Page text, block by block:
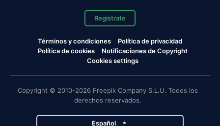
Regístrate
Términos y condiciones
Política de privacidad
Política de cookies
Notificaciones de Copyright
Cookies settings
Copyright © 2010-2026 Freepik Company S.L.U. Todos los
derechos reservados.
Español